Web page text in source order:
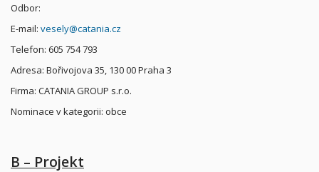
Odbor:
E-mail: vesely@catania.cz
Telefon: 605 754 793
Adresa: Bořivojova 35, 130 00 Praha 3
Firma: CATANIA GROUP s.r.o.
Nominace v kategorii: obce
B – Projekt